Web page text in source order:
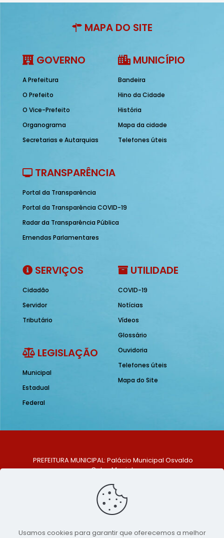
MAPA DO SITE
GOVERNO
A Prefeitura
O Prefeito
O Vice-Prefeito
Organograma
Secretarias e Autarquias
MUNICÍPIO
Bandeira
Hino da Cidade
História
Mapa da cidade
Telefones úteis
TRANSPARÊNCIA
Portal da Transparência
Portal da Transparência COVID-19
Radar da Transparência Pública
Emendas Parlamentares
SERVIÇOS
Cidadão
Servidor
Tributário
LEGISLAÇÃO
Municipal
Estadual
Federal
UTILIDADE
COVID-19
Notícias
Vídeos
Glossário
Ouvidoria
Telefones úteis
Mapa do Site
PREFEITURA MUNICIPAL: Palácio Municipal Osvaldo
Celso Maciel
Centro, São Bento do Una - PE. CEP: 553370-128
TELEFONE: (81) 99548-1569
E-MAIL: ouvidoria@saobentodouna.pe.gov.br
Usamos cookies para garantir que oferecemos a melhor